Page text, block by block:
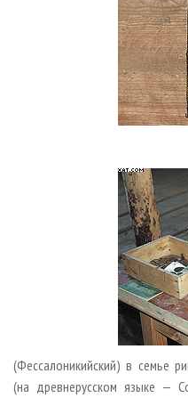
(Фессалоникийский) в семье
(на древнерусском языке —